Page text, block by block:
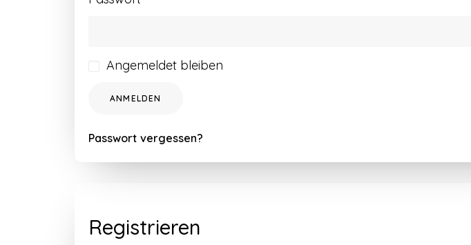
Angemeldet bleiben
ANMELDEN
Passwort vergessen?
Registrieren